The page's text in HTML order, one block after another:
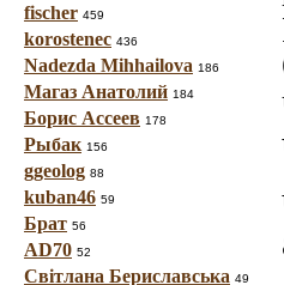
fischer 459
korostenec 436
Nadezda Mihhailova 186
Магаз Анатолий 184
Борис Ассеев 178
Рыбак 156
ggeolog 88
kuban46 59
Брат 56
AD70 52
Світлана Бериславська 49